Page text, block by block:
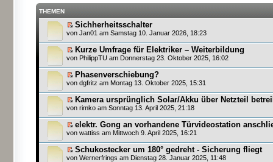
THEMEN
Sichherheitsschalter
von Jan01 am Samstag 10. Januar 2026, 18:23
Kurze Umfrage für Elektriker – Weiterbildung
von PhilippTU am Donnerstag 23. Oktober 2025, 16:02
Phasenverschiebung?
von dgfritz am Montag 13. Oktober 2025, 15:31
Kamera ursprünglich Solar/Akku über Netzteil
von rimko am Sonntag 13. April 2025, 21:18
elektr. Gong an vorhandene Türvideostation
von wattiss am Mittwoch 9. April 2025, 16:21
Schukostecker um 180° gedreht - Sicherung fliegt
von Wernerfrings am Dienstag 28. Januar 2025, 11:48